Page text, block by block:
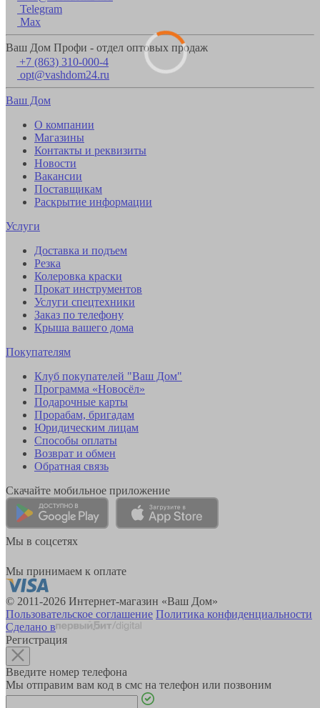
Telegram
Max
Ваш Дом Профи - отдел оптовых продаж
+7 (863) 310-000-4
opt@vashdom24.ru
Ваш Дом
О компании
Магазины
Контакты и реквизиты
Новости
Вакансии
Поставщикам
Раскрытие информации
Услуги
Доставка и подъем
Резка
Колеровка краски
Прокат инструментов
Услуги спецтехники
Заказ по телефону
Крыша вашего дома
Покупателям
Клуб покупателей "Ваш Дом"
Программа «Новосёл»
Подарочные карты
Прорабам, бригадам
Юридическим лицам
Способы оплаты
Возврат и обмен
Обратная связь
Скачайте мобильное приложение
Мы в соцсетях
Мы принимаем к оплате
© 2011-2026 Интернет-магазин «Ваш Дом»
Пользовательское соглашение Политика конфиденциальности
Сделано в
Регистрация
Введите номер телефона
Мы отправим вам код в смс на телефон или позвоним